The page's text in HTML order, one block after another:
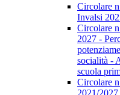
Circolare
Invalsi
Circolare
2027 -
socialità -
scuola
Circolare